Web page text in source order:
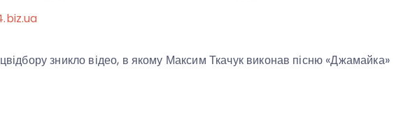
зникло відео, в якому Максим Ткачук виконав пісню «Джамайка»